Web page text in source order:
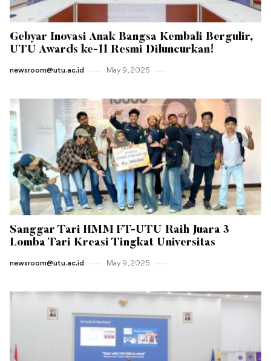
Gebyar Inovasi Anak Bangsa Kembali Bergulir,
UTU Awards ke-11 Resmi Diluncurkan!
newsroom@utu.ac.id May 9 , 2025
Sanggar Tari HMM FT-UTU Raih Juara 3
Lomba Tari Kreasi Tingkat Universitas
newsroom@utu.ac.id May 9 , 2025